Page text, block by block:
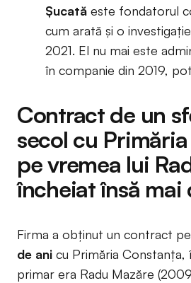
Șucată este fondatorul
cum arată și o investigație
2021. El nu mai este
în companie din 2019,
Contract de un
secol cu
pe vremea lui
încheiat însă mai
Firma a obținut un contract
de ani cu Primăria Constanța,
primar era Radu Mazăre